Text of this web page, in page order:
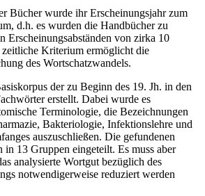
Bücher wurde ihr Erscheinungsjahr zum
d.h. es wurden die Handbücher zu
von zirka 10
Kriterium ermöglicht die
der zu Beginn des 19. Jh. in den
erstellt. Dabei wurde es
Terminologie, die Bezeichnungen
Bakteriologie, Infektionslehre und
auszuschließen. Die gefundenen
13 Gruppen eingeteilt. Es muss aber
analysierte Wortgut bezüglich des
notwendigerweise reduziert werden